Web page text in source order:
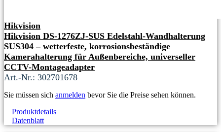
Hikvision
Hikvision DS-1276ZJ-SUS Edelstahl-Wandhalterung
SUS304 – wetterfeste, korrosionsbeständige
Kamerahalterung für Außenbereiche, universeller
CCTV-Montageadapter
Art.-Nr.: 302701678
Sie müssen sich anmelden bevor Sie die Preise sehen können.
Produktdetails
Datenblatt